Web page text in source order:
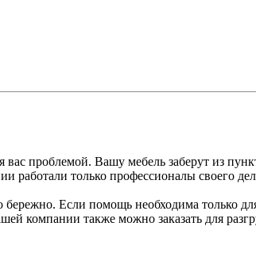
проблемой. Вашу мебель заберут из
работали только профессионалы своего
Если помощь необходима только
компании также можно заказать для